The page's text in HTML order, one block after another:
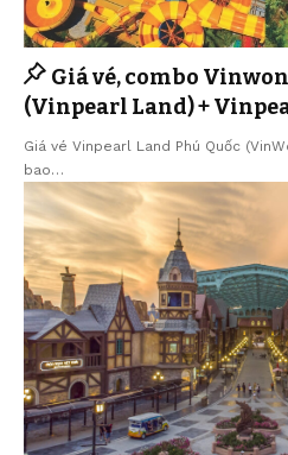
Giá vé, combo
(Vinpearl Land) +
Giá vé Vinpearl Land Phú Quốc
bao…